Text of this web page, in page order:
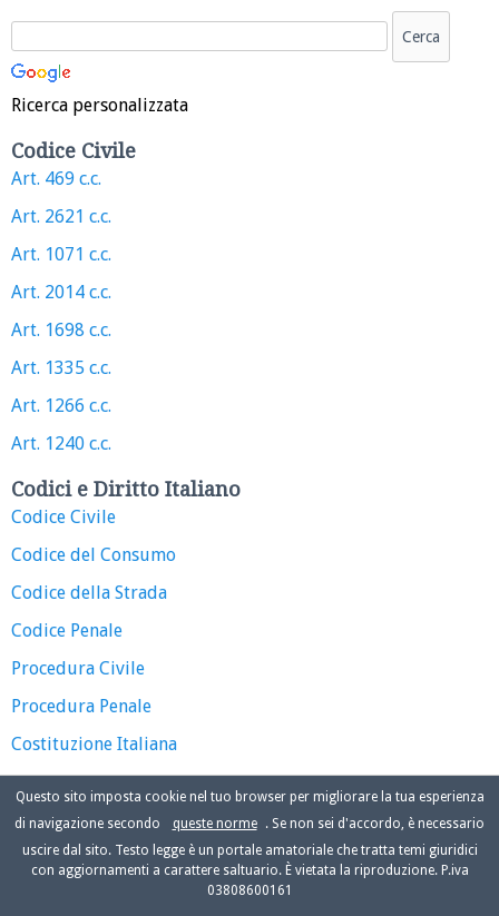
Ricerca personalizzata
Codice Civile
Art. 469 c.c.
Art. 2621 c.c.
Art. 1071 c.c.
Art. 2014 c.c.
Art. 1698 c.c.
Art. 1335 c.c.
Art. 1266 c.c.
Art. 1240 c.c.
Codici e Diritto Italiano
Codice Civile
Codice del Consumo
Codice della Strada
Codice Penale
Procedura Civile
Procedura Penale
Costituzione Italiana
Questo sito imposta cookie nel tuo browser per migliorare la tua esperienza
di navigazione secondo
queste norme
. Se non sei d'accordo, è necessario
uscire dal sito. Testo legge è un portale amatoriale che tratta temi giuridici
con aggiornamenti a carattere saltuario. È vietata la riproduzione. P.iva
03808600161